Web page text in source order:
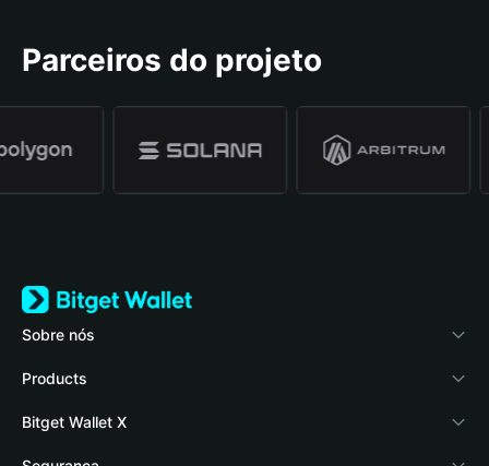
Parceiros do projeto
Sobre nós
Bitget Wallet
Blog
Products
Crypto Card
Bitget Wallet X